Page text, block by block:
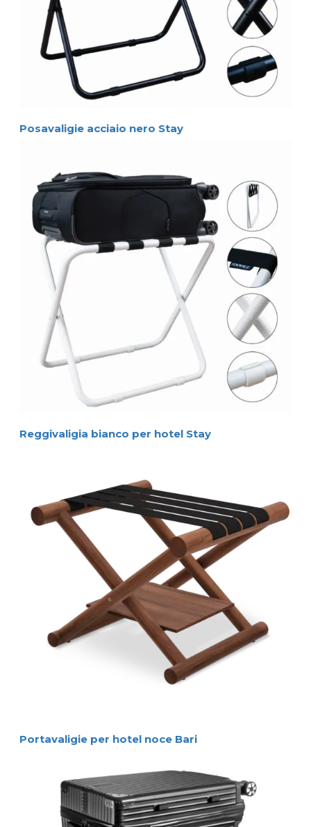
Posavaligie acciaio nero Stay
Reggivaligia bianco per hotel Stay
Portavaligie per hotel noce Bari